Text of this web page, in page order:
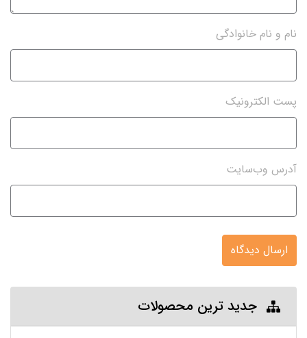
نام و نام خانوادگی
پست الکترونیک
آدرس وب‌سایت
ارسال دیدگاه
جدید ترین محصولات